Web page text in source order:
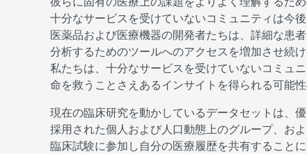
十分なサービスを受けていないコミュニティは今
医薬品および医療機器の開発者たちは、詳細な患
分析するためのツールへのアクセスを増加させ続
私たちは、十分なサービスを受けていないコミュニ
命を救うことさえあるインサイトを得られる可能
現在の臨床研究を動かしているデータセットは、
採用された個人および人口動態上のグループ、およ
臨床試験に参加し自分の医療履歴を共有すること